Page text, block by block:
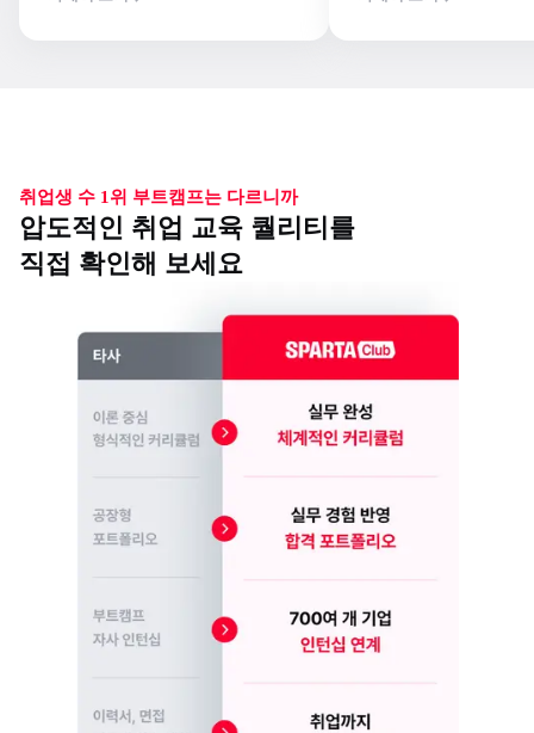
취업생 수 1위 부트캠프는 다르니까
압도적인 취업 교육 퀄리티를
직접 확인해 보세요